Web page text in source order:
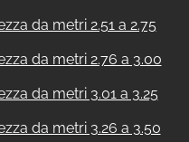
da metri 2.51 a 2.75
da metri 2.76 a 3.00
da metri 3.01 a 3.25
da metri 3.26 a 3.50